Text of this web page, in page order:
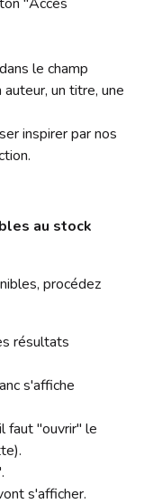
le champ
un titre, une
inspirer par nos
au stock
procédez
résultats
s'affiche
faut "ouvrir" le
s'afficher.